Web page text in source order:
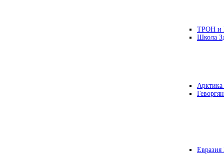
ТРОН и
Школа
Евразия